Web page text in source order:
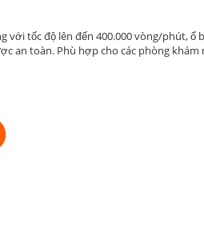
với tốc độ lên đến 400.000 vòng/phút, ổ
an toàn. Phù hợp cho các phòng khám